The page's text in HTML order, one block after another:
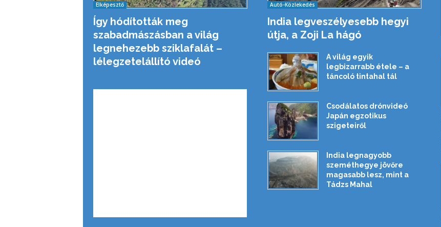
Elképesztő
Így hódították meg
szabadmászásban a világ
legnehezebb sziklafalát –
lélegzetelállító videó
Autó-Közlekedés
India legveszélyesebb hegyi
útja, a Zoji La hágó
A világ egyik
legbizarrabb étele – a
táncoló tintahal tál
Csodálatos drónvideó
Japán egzotikus
szigeteiről
India legnagyobb
szeméthegye jövőre
magasabb lesz, mint a
Tádzs Mahal